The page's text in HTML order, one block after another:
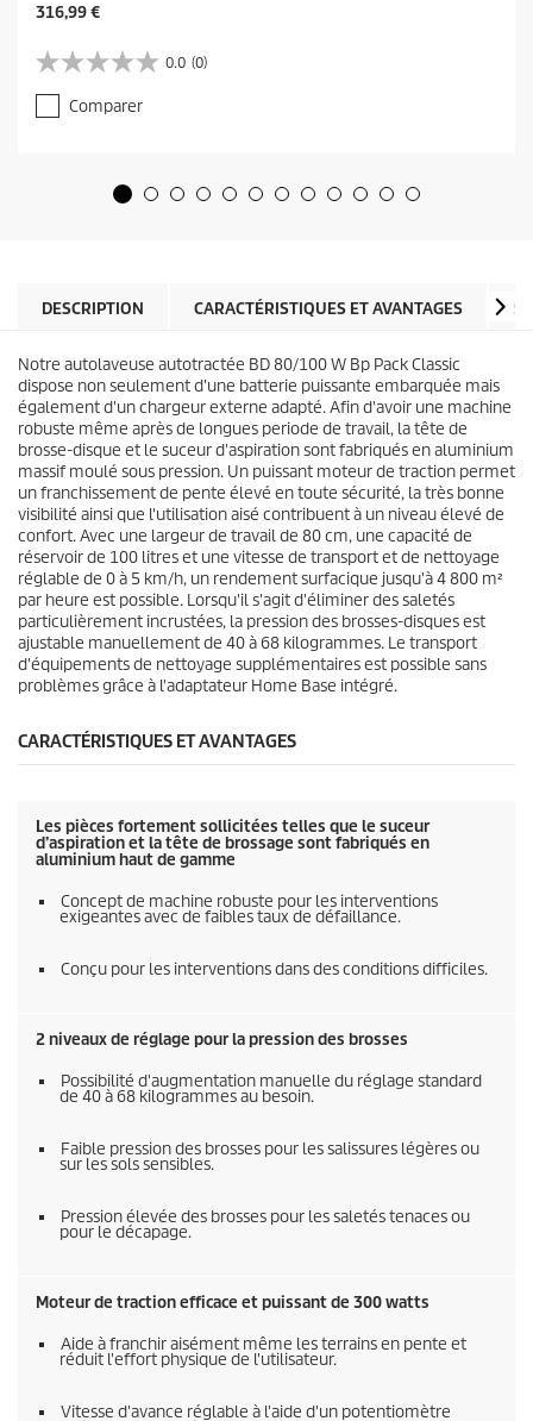
C
r
e
n
p
c
e
316,99 €
0.0 (0)
0
.
0
.
Comparer
DESCRIPTION CARACTÉRISTIQUES ET AVANTAGES
Notre autolaveuse autotractée BD 80/100 W Bp Pack Classic
dispose non seulement d'une batterie puissante embarquée mais
également d'un chargeur externe adapté. Afin d'avoir une machine
robuste même après de longues periode de travail, la tête de
brosse-disque et le suceur d'aspiration sont fabriqués en aluminium
massif moulé sous pression. Un puissant moteur de traction permet
un franchissement de pente élevé en toute sécurité, la très bonne
visibilité ainsi que l'utilisation aisé contribuent à un niveau élevé de
confort. Avec une largeur de travail de 80 cm, une capacité de
réservoir de 100 litres et une vitesse de transport et de nettoyage
réglable de 0 à 5 km/h, un rendement surfacique jusqu'à 4 800 m²
par heure est possible. Lorsqu'il s'agit d'éliminer des saletés
particulièrement incrustées, la pression des brosses-disques est
ajustable manuellement de 40 à 68 kilogrammes. Le transport
d'équipements de nettoyage supplémentaires est possible sans
problèmes grâce à l'adaptateur Home Base intégré.
CARACTÉRISTIQUES ET AVANTAGES
Les pièces fortement sollicitées telles que le suceur
d’aspiration et la tête de brossage sont fabriqués en
aluminium haut de gamme
Concept de machine robuste pour les interventions
exigeantes avec de faibles taux de défaillance.
Conçu pour les interventions dans des conditions difficiles.
2 niveaux de réglage pour la pression des brosses
Possibilité d'augmentation manuelle du réglage standard
de 40 à 68 kilogrammes au besoin.
Faible pression des brosses pour les salissures légères ou
sur les sols sensibles.
Pression élevée des brosses pour les saletés tenaces ou
pour le décapage.
Moteur de traction efficace et puissant de 300 watts
Aide à franchir aisément même les terrains en pente et
réduit l'effort physique de l'utilisateur.
Vitesse d'avance réglable à l'aide d'un potentiomètre